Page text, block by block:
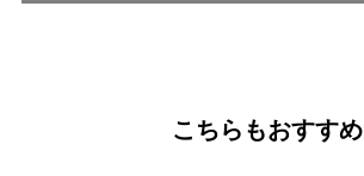
こちらもおすすめ